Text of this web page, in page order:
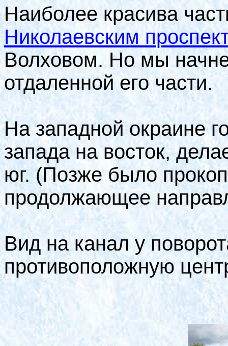
Наиболее красива
Николаевским
Волховом. Но мы
отдаленной его части.
На западной окраине
запада на восток,
юг. (Позже было
продолжающее
Вид на канал у
противоположную